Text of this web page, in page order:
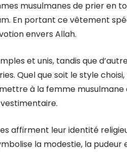
musulmanes de prier en
En portant ce vêtement
envers Allah.
et unis, tandis que
Quel que soit le style choisi,
à la femme
affirment leur identité
la modestie, la pudeur